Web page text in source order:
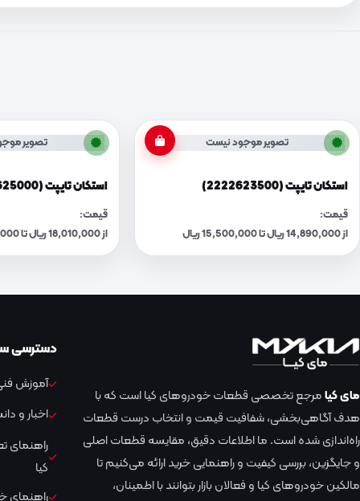
تصویر موجود نیست
استکان تایپت (2222623500)
قیمت:
از 14,890,000 ریال تا 15,500,000 ریال
تصویر
استکان تایپت (2222625000)
قیمت:
از 18,010,000 ریال تا 18,740,000 ریال
مای کیامرجع تخصصی قطعات خودروهای کیا است که با
هدف آگاهی‌بخشی، شفافیت قیمت و انتخاب درست قطعات
راه‌اندازی شده است. ما اطلاعات دقیق، مقایسه قطعات اصلی
و جایگزین، بررسی کیفیت و راهنمایی خرید ارائه می‌کنیم تا
مالکین خودروهای کیا و فعالان بازار بتوانند با اطمینان،
دسترسی
آموزش
اخبار و
راهنمای
کیا
راهنمای